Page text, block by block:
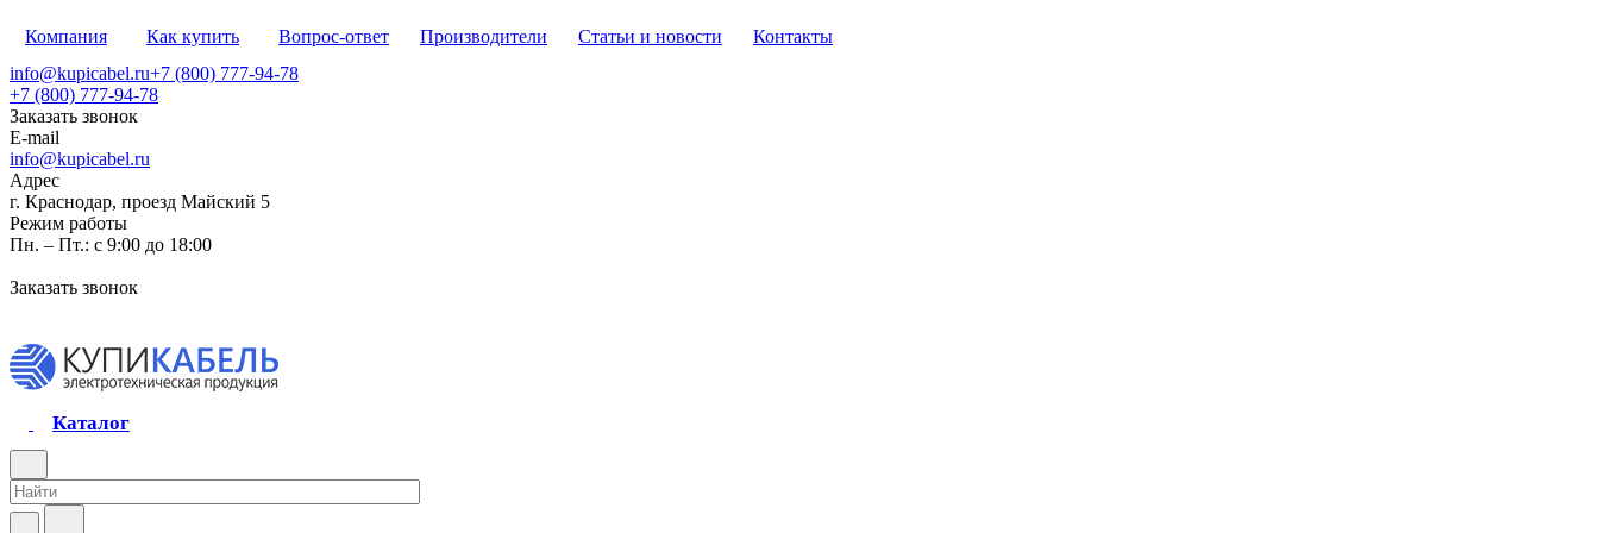
Компания Как купить Вопрос-ответ Производители Статьи и новости
Контакты
info@kupicabel.ru+7 (800) 777-94-78
+7 (800) 777-94-78
Заказать звонок
E-mail
info@kupicabel.ru
Адрес
г. Краснодар, проезд Майский 5
Режим работы
Пн. – Пт.: с 9:00 до 18:00
Заказать звонок
Каталог